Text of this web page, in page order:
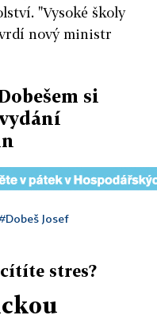
"Vysoké školy
nový ministr
si
Josef
stres?